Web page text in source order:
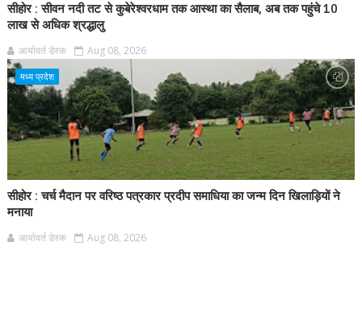
सीहोर : सीवन नदी तट से कुबेरेश्वरधाम तक आस्था का सैलाब, अब तक पहुंचे 10
लाख से अधिक श्रद्धालु
आर्यावर्त डेस्क Aug 08, 2026
मध्य प्रदेश
सीहोर : चर्च मैदान पर वरिष्ठ पत्रकार प्रदीप समाधिया का जन्म दिन खिलाड़ियों ने
मनाया
आर्यावर्त डेस्क Aug 08, 2026